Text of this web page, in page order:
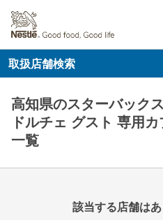
取扱店舗検索
高知県のスターバック
ドルチェ グスト 専用
一覧
該当する店舗は